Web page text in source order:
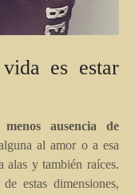
es estar
ausencia de
al amor o a esa
alas y también raíces.
estas dimensiones,